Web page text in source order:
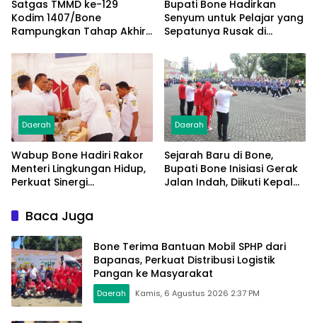
Satgas TMMD ke-129
Kodim 1407/Bone
Rampungkan Tahap Akhir
Pattuku, Jaring Pengaman
Mulai Terpasang
Bupati Bone Hadirkan
Senyum untuk Pelajar yang
Sepatunya Rusak di
Kemerdekaan
Daerah
Wabup Bone Hadiri Rakor
Menteri Lingkungan Hidup,
Perkuat Sinergi
Modern
Daerah
Sejarah Baru di Bone,
Bupati Bone Inisiasi Gerak
Jalan Indah, Diikuti Kepala
Baca Juga
Bone Terima Bantuan Mobil SPHP dari
Bapanas, Perkuat Distribusi Logistik
Pangan ke Masyarakat
Daerah Kamis, 6 Agustus 2026 2:37 PM